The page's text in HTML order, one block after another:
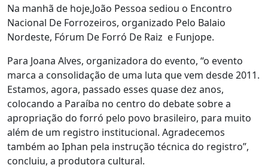
Na manhã de hoje,João Pessoa sediou o Encontro
Nacional De Forrozeiros, organizado Pelo Balaio
Nordeste, Fórum De Forró De Raiz e Funjope.
Para Joana Alves, organizadora do evento, “o evento
marca a consolidação de uma luta que vem desde 2011.
Estamos, agora, passado esses quase dez anos,
colocando a Paraíba no centro do debate sobre a
apropriação do forró pelo povo brasileiro, para muito
além de um registro institucional. Agradecemos
também ao Iphan pela instrução técnica do registro”,
concluiu, a produtora cultural.